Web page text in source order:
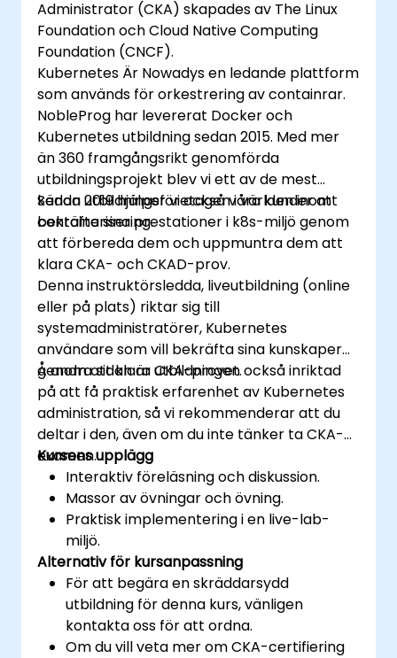
Administrator (CKA) skapades av The Linux
Foundation och Cloud Native Computing
Foundation (CNCF).
Kubernetes Är Nowadys en ledande plattform
som används för orkestrering av containrar.
NobleProg har levererat Docker och
Kubernetes utbildning sedan 2015. Med mer
än 360 framgångsrikt genomförda
utbildningsprojekt blev vi ett av de mest
kända utbildningsföretagen i världen inom
containerisering.
Sedan 2019 hjälper vi också våra kunder att
bekräfta sina prestationer i k8s-miljö genom
att förbereda dem och uppmuntra dem att
klara CKA- och CKAD-prov.
Denna instruktörsledda, liveutbildning (online
eller på plats) riktar sig till
systemadministratörer, Kubernetes
användare som vill bekräfta sina kunskaper
genom att klara CKA-provet.
Å andra sidan är utbildningen också inriktad
på att få praktisk erfarenhet av Kubernetes
administration, så vi rekommenderar att du
deltar i den, även om du inte tänker ta CKA-
examen.
Kursens upplägg
Interaktiv föreläsning och diskussion.
Massor av övningar och övning.
Praktisk implementering i en live-lab-
miljö.
Alternativ för kursanpassning
För att begära en skräddarsydd
utbildning för denna kurs, vänligen
kontakta oss för att ordna.
Om du vill veta mer om CKA-certifiering